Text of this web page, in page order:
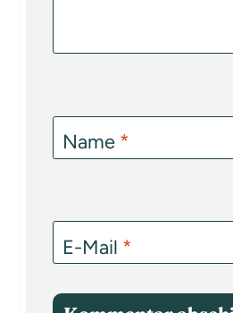
Name *
E-Mail *